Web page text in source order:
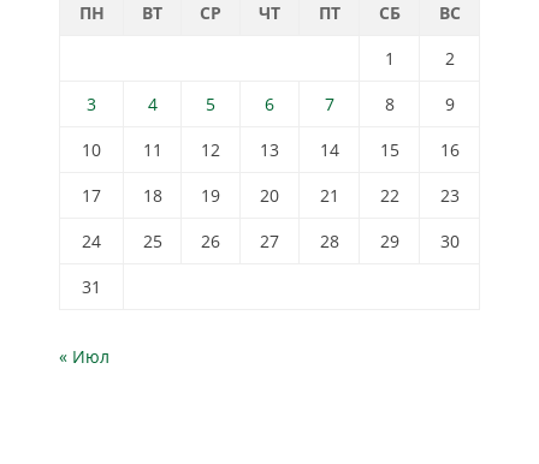
ПН ВТ СР ЧТ ПТ СБ
ВС
1
2
3
4 5 6 7 8
9
10
11 12 13 14 15
16
17
18 19 20 21 22
23
24
25 26 27 28 29
30
31
« Июл